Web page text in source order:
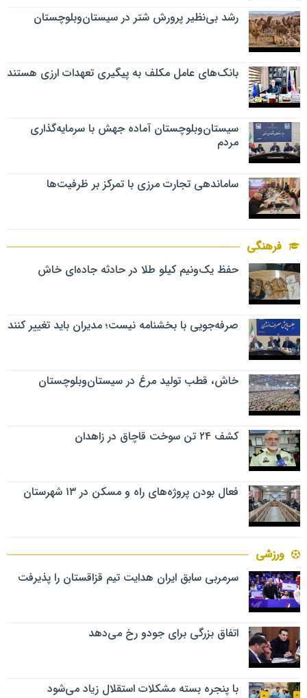
رشد بی‌نظیر پرورش شتر در سیستان‌وبلوچستان
بانک‌های عامل مکلف به پیگیری تعهدات ارزی هستند
سیستان‌وبلوچستان آماده جهش با سرمایه‌گذاری
مردم
ساماندهی تجارت مرزی با تمرکز بر ظرفیت‌ها
فرهنگی
حفظ یک‌ونیم کیلو طلا در حادثه جاده‌ای خاش
صرفه‌جویی با بخشنامه نیست؛ مدیران باید تغییر کنند
خاش، قطب تولید مرغ در سیستان‌وبلوچستان
کشف ۲۴ تن سوخت قاچاق در زاهدان
فعال بودن پروژه‌های راه و مسکن در ۱۳ شهرستان
ورزشی
سرمربی سابق ایران هدایت تیم قزاقستان را پذیرفت
اتفاق بزرگی برای جودو رخ می‌دهد
با پنجره بسته مشکلات استقلال زیاد می‌شود